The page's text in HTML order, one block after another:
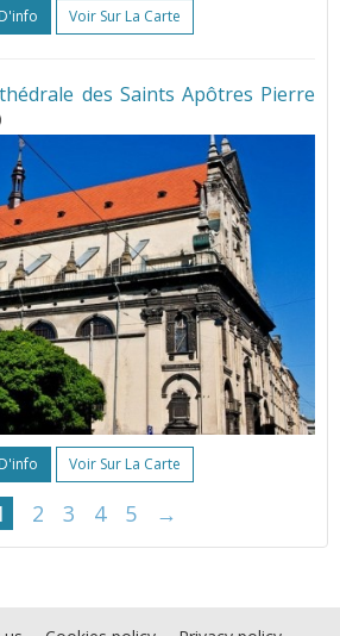
Voir Sur La Carte
des Saints Apôtres Pierre
Voir Sur La Carte
2 3 4 5 →